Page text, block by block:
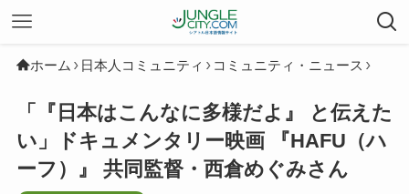
ホーム 日本人コミュニティ コミュニティ・ニュース
「『日本はこんなに多様だよ』 と伝えた
い」ドキュメンタリー映画 『HAFU（ハ
ーフ）』 共同監督・西倉めぐみさん